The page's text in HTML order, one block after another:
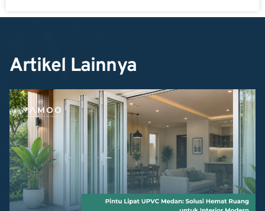
Artikel Lainnya